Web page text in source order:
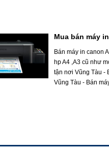
Mua bán máy
Bán máy in canon
hp A4 ,A3 cũ như
tận nơi Vũng Tàu -
Vũng Tàu - Bán